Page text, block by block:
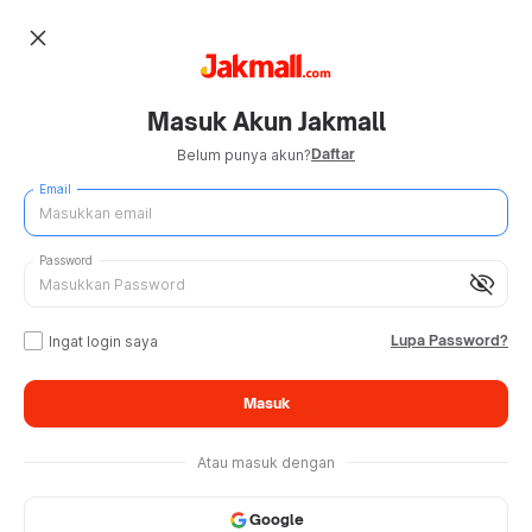
close
Masuk Akun Jakmall
Belum punya akun?Daftar
Email
visibility_off
Password
Ingat login saya Lupa Password?
Masuk
Atau masuk dengan
Google